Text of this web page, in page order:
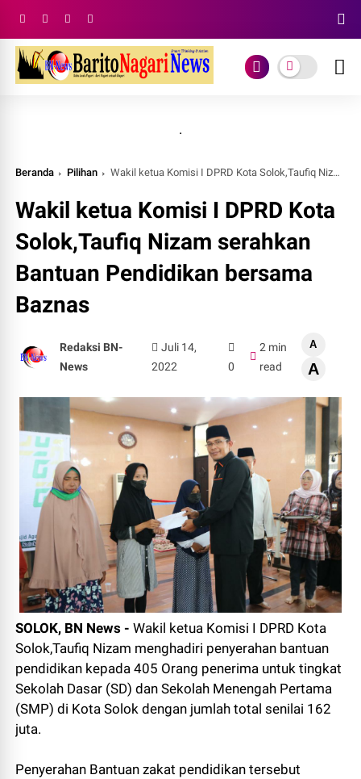
.
Beranda Pilihan Wakil ketua Komisi I DPRD Kota Solok,Taufiq Nizam serahkan Bantuan Pendidikan bersama Baznas
Wakil ketua Komisi I DPRD Kota
Solok,Taufiq Nizam serahkan
Bantuan Pendidikan bersama
Baznas
Redaksi BN-
News
Juli 14,
2022
0
2 min
read
A
A
SOLOK, BN News -Wakil ketua Komisi I DPRD Kota
Solok,Taufiq Nizam menghadiri penyerahan bantuan
pendidikan kepada 405 Orang penerima untuk tingkat
Sekolah Dasar (SD) dan Sekolah Menengah Pertama
(SMP) di Kota Solok dengan jumlah total senilai 162
juta.
Penyerahan Bantuan zakat pendidikan tersebut